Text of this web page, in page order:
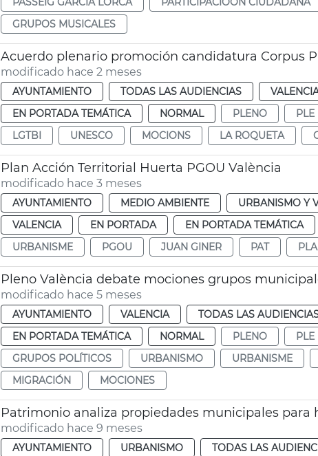
GRUPOS MUSICALES
Acuerdo plenario promoción candidatura Corpus
modificado hace 2 meses
AYUNTAMIENTO TODAS LAS AUDIENCIAS
EN PORTADA TEMÁTICA
NORMAL PLENO PLE
LGTBI
UNESCO MOCIONS LA ROQUETA
Plan Acción Territorial Huerta PGOU València
modificado hace 3 meses
AYUNTAMIENTO MEDIO AMBIENTE URBANISMO Y
VALENCIA
EN PORTADA EN PORTADA TEMÁTICA
URBANISME
PGOU JUAN GINER PAT
Pleno València debate mociones grupos
modificado hace 5 meses
AYUNTAMIENTO VALENCIA TODAS LAS
EN PORTADA TEMÁTICA
NORMAL PLENO PLE
GRUPOS POLÍTICOS
URBANISMO URBANISME
MIGRACIÓN
MOCIONES
Patrimonio analiza propiedades municipales para
modificado hace 9 meses
AYUNTAMIENTO URBANISMO TODAS LAS